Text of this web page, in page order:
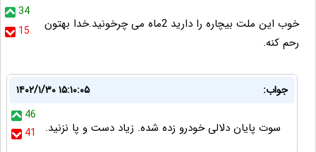
34
15
خوب این ملت بیچاره را دارید 2ماه می چرخونید.خدا بهتون
رحم کنه.
جواب:
۱۴۰۲/۱/۳۰ ۱۵:۱۰:۰۵
46
41
سوت پایان دلالی خودرو زده شده. زیاد دست و پا نزنید.